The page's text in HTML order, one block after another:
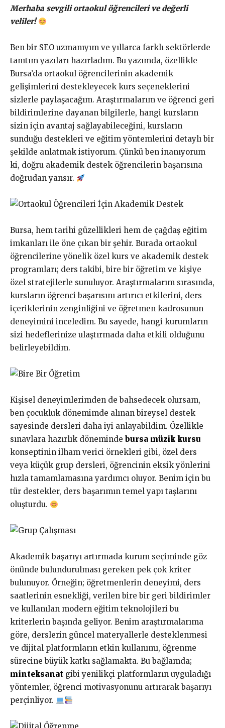
Merhaba sevgili ortaokul öğrencileri ve değerli
veliler!
Ben bir SEO uzmanıyım ve yıllarca farklı sektörlerde
tanıtım yazıları hazırladım. Bu yazımda, özellikle
Bursa’da ortaokul öğrencilerinin akademik
gelişimlerini destekleyecek kurs seçeneklerini
sizlerle paylaşacağım. Araştırmalarım ve öğrenci geri
bildirimlerine dayanan bilgilerle, hangi kursların
sizin için avantaj sağlayabileceğini, kursların
sunduğu destekleri ve eğitim yöntemlerini detaylı bir
şekilde anlatmak istiyorum. Çünkü ben inanıyorum
ki, doğru akademik destek öğrencilerin başarısına
doğrudan yansır.
Bursa, hem tarihi güzellikleri hem de çağdaş eğitim
imkanları ile öne çıkan bir şehir. Burada ortaokul
öğrencilerine yönelik özel kurs ve akademik destek
programları; ders takibi, bire bir öğretim ve kişiye
özel stratejilerle sunuluyor. Araştırmalarım sırasında,
kursların öğrenci başarısını artırıcı etkilerini, ders
içeriklerinin zenginliğini ve öğretmen kadrosunun
deneyimini inceledim. Bu sayede, hangi kurumların
sizi hedeflerinize ulaştırmada daha etkili olduğunu
belirleyebildim.
Kişisel deneyimlerimden de bahsedecek olursam,
ben çocukluk dönemimde alınan bireysel destek
sayesinde dersleri daha iyi anlayabildim. Özellikle
sınavlara hazırlık döneminde bursa müzik kursu
konseptinin ilham verici örnekleri gibi, özel ders
veya küçük grup dersleri, öğrencinin eksik yönlerini
hızla tamamlamasına yardımcı oluyor. Benim için bu
tür destekler, ders başarımın temel yapı taşlarını
oluşturdu.
Akademik başarıyı artırmada kurum seçiminde göz
önünde bulundurulması gereken pek çok kriter
bulunuyor. Örneğin; öğretmenlerin deneyimi, ders
saatlerinin esnekliği, verilen bire bir geri bildirimler
ve kullanılan modern eğitim teknolojileri bu
kriterlerin başında geliyor. Benim araştırmalarıma
göre, derslerin güncel materyallerle desteklenmesi
ve dijital platformların etkin kullanımı, öğrenme
sürecine büyük katkı sağlamakta. Bu bağlamda;
minteksanat gibi yenilikçi platformların uyguladığı
yöntemler, öğrenci motivasyonunu artırarak başarıyı
perçinliyor.